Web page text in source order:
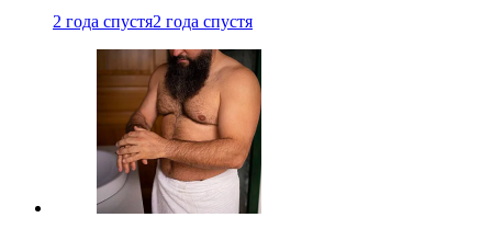
2 года спустя2 года спустя